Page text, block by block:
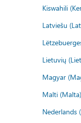
Kiswahili
Latviešu
Lietuvių
Magyar
Malti (Malta)
Nederlands